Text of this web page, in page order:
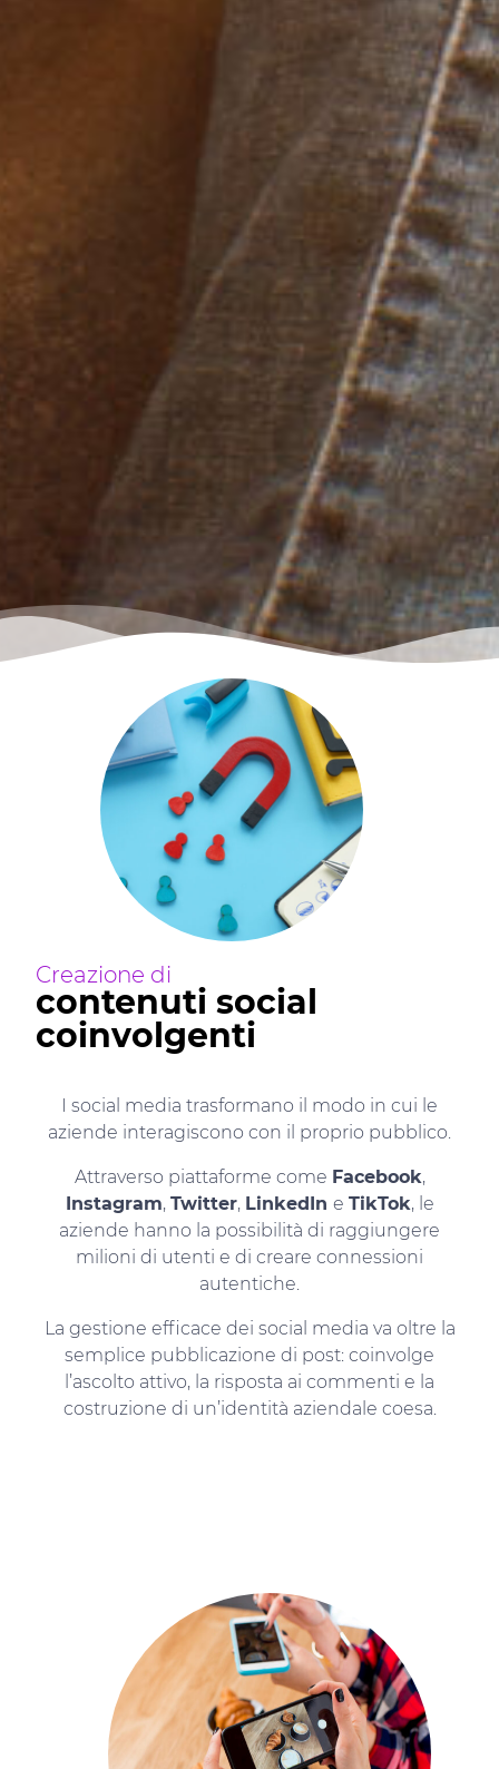
Creazione di
contenuti social
coinvolgenti
I social media trasformano il modo in cui le
aziende interagiscono con il proprio pubblico.
Attraverso piattaforme come Facebook,
Instagram, Twitter, LinkedIn e TikTok, le
aziende hanno la possibilità di raggiungere
milioni di utenti e di creare connessioni
autentiche.
La gestione efficace dei social media va oltre la
semplice pubblicazione di post: coinvolge
l’ascolto attivo, la risposta ai commenti e la
costruzione di un’identità aziendale coesa.